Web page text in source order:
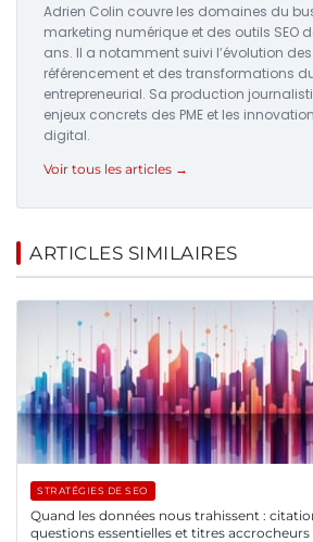
Adrien Colin couvre les domaines du
marketing numérique et des outils SEO
ans. Il a notamment suivi l’évolution
référencement et des transformations
entrepreneurial. Sa production
enjeux concrets des PME et les
digital.
Voir tous les articles →
ARTICLES SIMILAIRES
STRATÉGIES DE SEO
Quand les données nous trahissent :
questions essentielles et titres